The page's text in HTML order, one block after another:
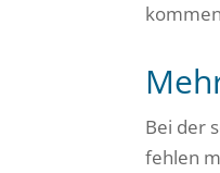
Bei der
fehlen